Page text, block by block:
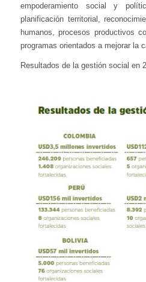
empoderamiento social y
planificación territorial,
humanos, procesos productivos
programas orientados a mejorar la
Resultados de la gestión social en